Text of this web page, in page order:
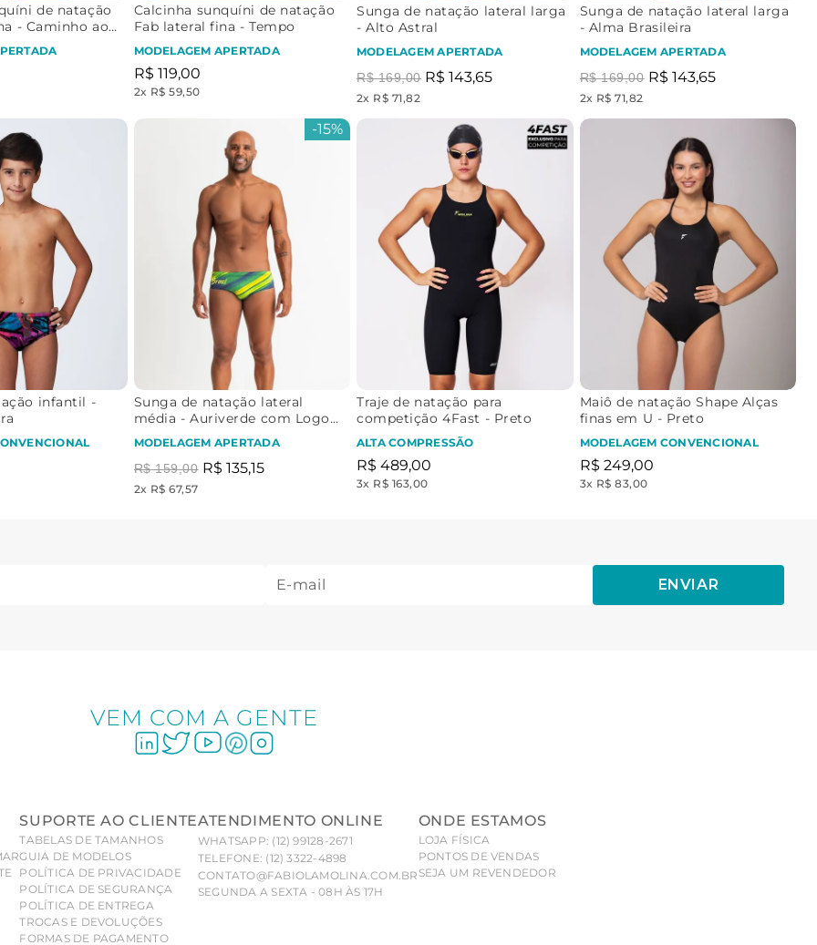
de natação
- Caminho ao
Calcinha sunquíni de natação
Fab lateral fina - Tempo
MODELAGEM APERTADA
R$ 119,00
2x R$ 59,50
Sunga de natação lateral larga
- Alto Astral
MODELAGEM APERTADA
R$ 169,00 R$ 143,65
2x R$ 71,82
Sunga de natação lateral larga
- Alma Brasileira
MODELAGEM APERTADA
R$ 169,00 R$ 143,65
2x R$ 71,82
infantil -
-15%
Sunga de natação lateral
média - Auriverde com Logo
Brasil
MODELAGEM APERTADA
R$ 159,00 R$ 135,15
2x R$ 67,57
Traje de natação para
competição 4Fast - Preto
ALTA COMPRESSÃO
R$ 489,00
3x R$ 163,00
Maiô de natação Shape Alças
finas em U - Preto
MODELAGEM CONVENCIONAL
R$ 249,00
3x R$ 83,00
ENVIAR
VEM COM A GENTE
SUPORTE AO CLIENTE
TABELAS DE TAMANHOS
GUIA DE MODELOS
POLÍTICA DE PRIVACIDADE
POLÍTICA DE SEGURANÇA
POLÍTICA DE ENTREGA
TROCAS E DEVOLUÇÕES
FORMAS DE PAGAMENTO
ATENDIMENTO ONLINE
WHATSAPP: (12) 99128-2671
TELEFONE: (12) 3322-4898
CONTATO@FABIOLAMOLINA.COM.BR
SEGUNDA A SEXTA - 08H ÀS 17H
ONDE ESTAMOS
LOJA FÍSICA
PONTOS DE VENDAS
SEJA UM REVENDEDOR